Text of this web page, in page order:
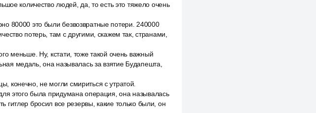
количество людей, да, то есть это тяжело очень
80000 это были безвозвратные потери. 240000
потерь, там с другими, скажем так, странами,
меньше. Ну, кстати, тоже такой очень важный
медаль, она называлась за взятие Будапешта,
конечно, не могли смириться с утратой.
этого была придумана операция, она называлась
гитлер бросил все резервы, какие только были, он